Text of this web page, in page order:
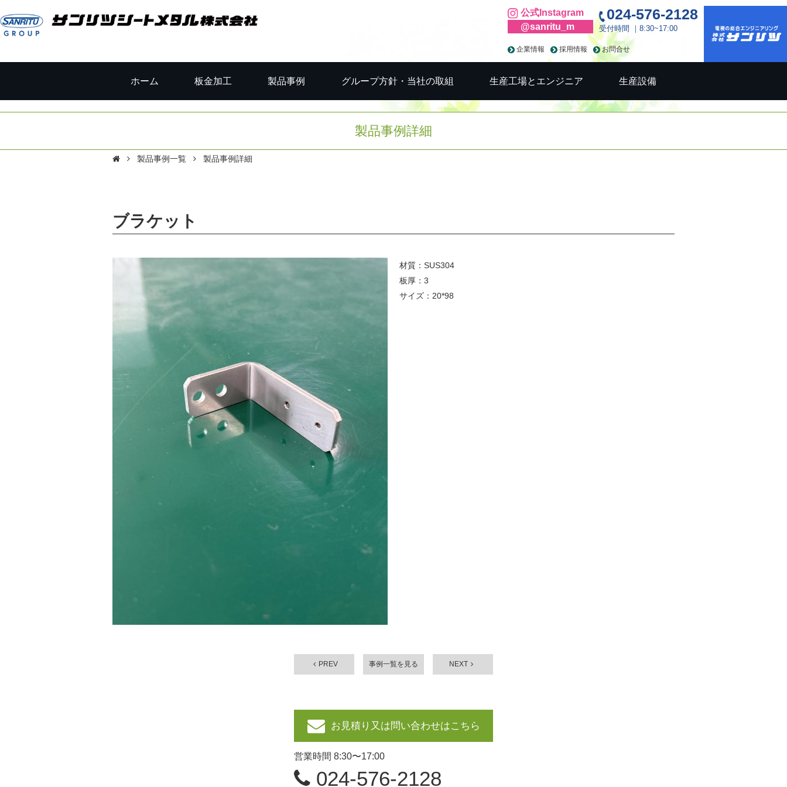
公式Instagram
@sanritu_m
024-576-2128
受付時間 ｜8:30~17:00
企業情報 採用情報 お問合せ
ホーム 板金加工 製品事例 グループ方針・当社の取組 生産工場とエンジニア 生産設備
製品事例詳細
製品事例一覧 製品事例詳細
ブラケット
材質：SUS304
板厚：3
サイズ：20*98
PREV 事例一覧を見る NEXT
お見積り又は問い合わせはこちら
営業時間 8:30〜17:00
024-576-2128